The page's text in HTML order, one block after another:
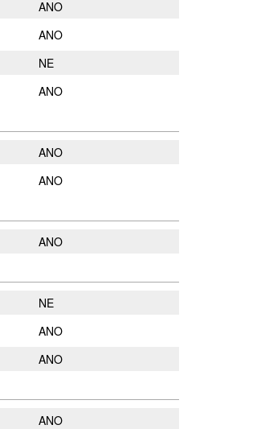
ANO
ANO
NE
ANO
ANO
ANO
ANO
NE
ANO
ANO
ANO